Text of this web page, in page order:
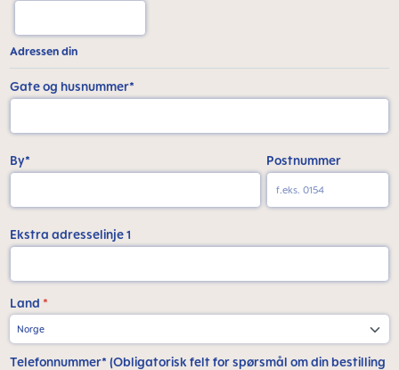
Adressen din
Gate og husnummer*
By* Postnummer
Ekstra adresselinje 1
Land *
Telefonnummer* (Obligatorisk felt for spørsmål om din bestilling